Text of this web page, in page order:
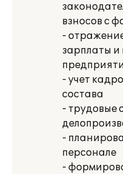
взносов с
-
зарплаты и
- учет
состава
- трудовые
-
персонале
-